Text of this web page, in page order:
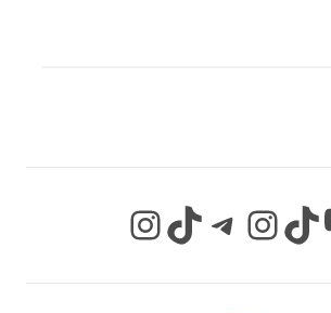
InstagramTikTok Telegram InstagramTikTok